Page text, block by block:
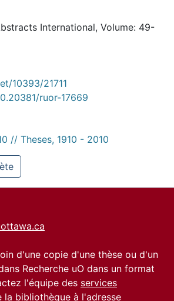
International, Volume: 49-
10393/21711
ruor-17669
// Theses, 1910 - 2010
d'une copie d'une thèse ou d'un
Recherche uO dans un format
l'équipe des services
la bibliothèque à l'adresse